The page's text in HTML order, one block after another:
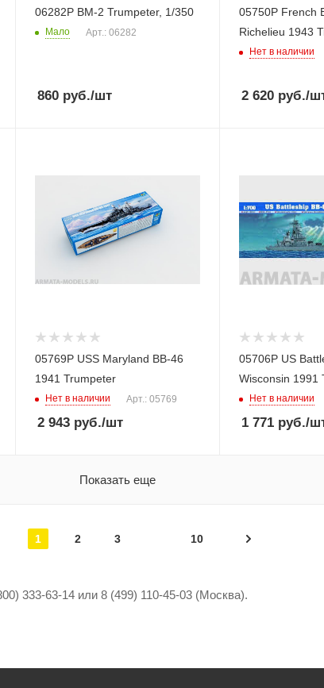
06282P BM-2 Trumpeter, 1/350
Мало Арт.: 06282
860 руб./шт
05750P French
Richelieu 1943
Нет в наличии
2 620руб./
05769P USS Maryland BB-46
1941 Trumpeter
Нет в наличии Арт.: 05769
2 943 руб./шт
05706P US
Wisconsin 1991
Нет в наличии
1 771руб./
Показать еще
1 2 3 10
333-63-14 или 8 (499) 110-45-03 (Москва).